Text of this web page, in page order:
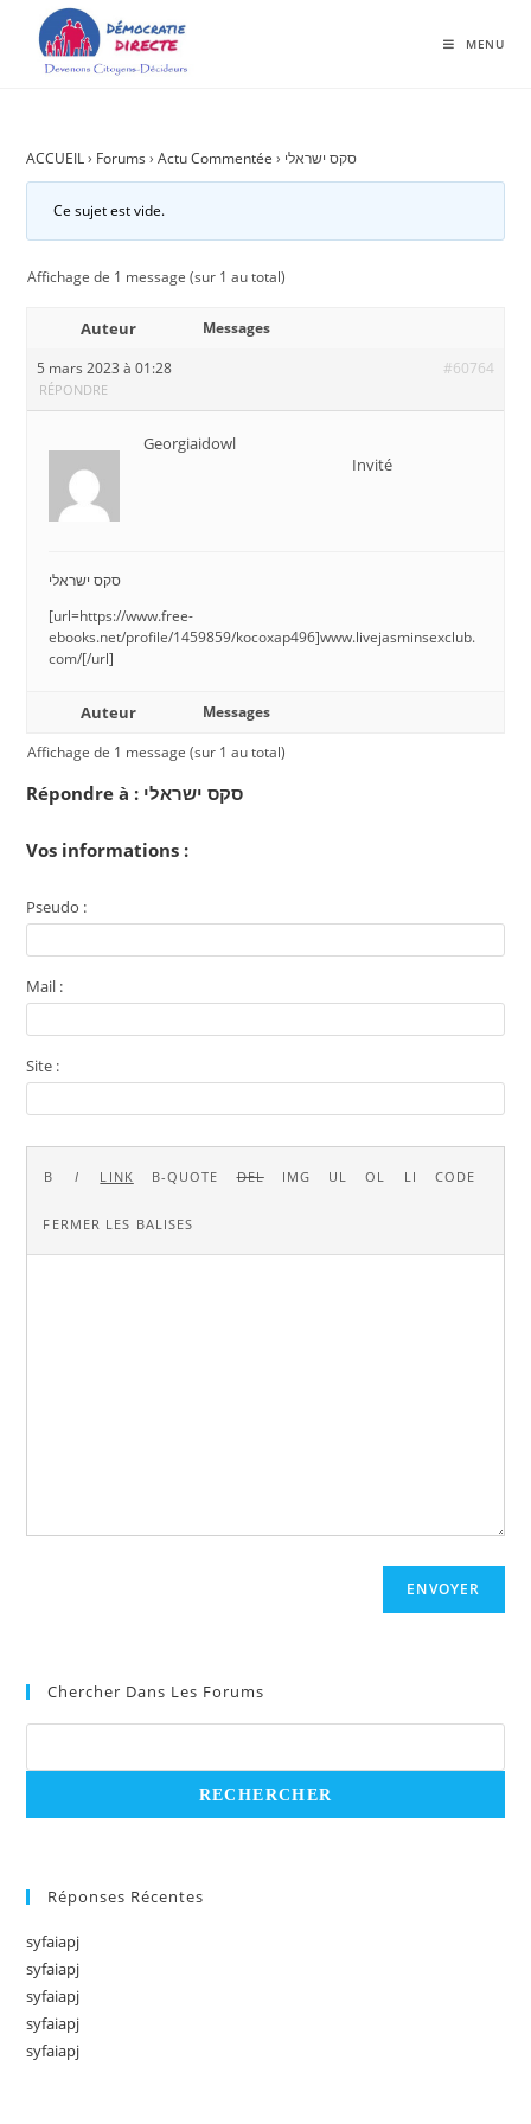
MENU
ACCUEIL › Forums › Actu Commentée › סקס ישראלי
Ce sujet est vide.
Affichage de 1 message (sur 1 au total)
Auteur
Messages
5 mars 2023 à 01:28
#60764
RÉPONDRE
Georgiaidowl
Invité
סקס ישראלי
[url=https://www.free-
ebooks.net/profile/1459859/kocoxap496]www.livejasminsexclub.
com/[/url]
Auteur
Messages
Affichage de 1 message (sur 1 au total)
Répondre à : סקס ישראלי
Vos informations :
Pseudo :
Mail :
Site :
ENVOYER
Chercher Dans Les Forums
Réponses Récentes
syfaiapj
syfaiapj
syfaiapj
syfaiapj
syfaiapj